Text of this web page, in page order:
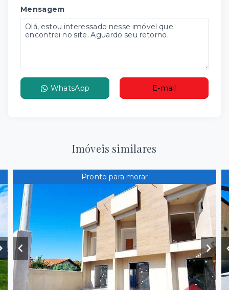
Mensagem
WhatsApp E-mail
Imóveis similares
Pronto para morar